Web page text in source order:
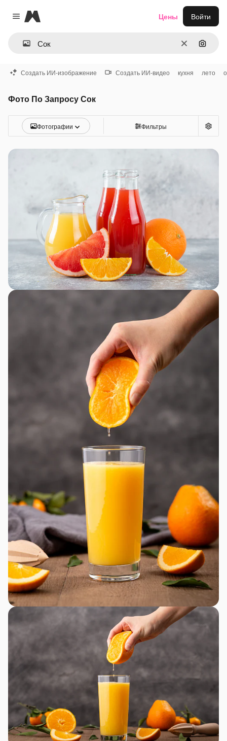
Close menu
Magnific
ОчиститьПоиск
Цены Войти
Создать ИИ-изображение Создать ИИ-видео кухня лето
Фото По Запросу Сок
Фотографии Фильтры